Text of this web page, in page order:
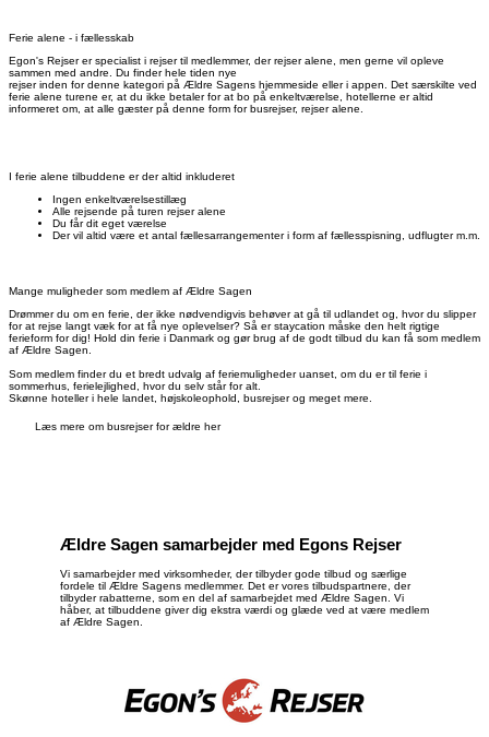
Ferie alene - i fællesskab
Egon's Rejser er specialist i rejser til medlemmer, der rejser alene, men gerne vil opleve
sammen med andre. Du finder hele tiden nye
rejser inden for denne kategori på Ældre Sagens hjemmeside eller i appen. Det særskilte ved
ferie alene turene er, at du ikke betaler for at bo på enkeltværelse, hotellerne er altid
informeret om, at alle gæster på denne form for busrejser, rejser alene.
I ferie alene tilbuddene er der altid inkluderet
Ingen enkeltværelsestillæg
Alle rejsende på turen rejser alene
Du får dit eget værelse
Der vil altid være et antal fællesarrangementer i form af fællesspisning, udflugter m.m.
Mange muligheder som medlem af Ældre Sagen
Drømmer du om en ferie, der ikke nødvendigvis behøver at gå til udlandet og, hvor du slipper
for at rejse langt væk for at få nye oplevelser? Så er staycation måske den helt rigtige
ferieform for dig! Hold din ferie i Danmark og gør brug af de godt tilbud du kan få som medlem
af Ældre Sagen.
Som medlem finder du et bredt udvalg af feriemuligheder uanset, om du er til ferie i
sommerhus, ferielejlighed, hvor du selv står for alt.
Skønne hoteller i hele landet, højskoleophold, busrejser og meget mere.
Læs mere om busrejser for ældre her
Ældre Sagen samarbejder med Egons Rejser
Vi samarbejder med virksomheder, der tilbyder gode tilbud og særlige
fordele til Ældre Sagens medlemmer. Det er vores tilbudspartnere, der
tilbyder rabatterne, som en del af samarbejdet med Ældre Sagen. Vi
håber, at tilbuddene giver dig ekstra værdi og glæde ved at være medlem
af Ældre Sagen.